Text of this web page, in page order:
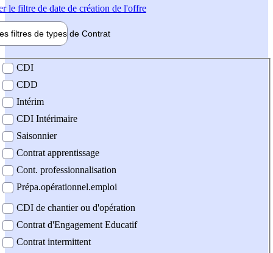
le filtre de date de création de l'offre
filtres de types de Contrat
contrat
CDI
CDD
Intérim
CDI Intérimaire
Saisonnier
Contrat apprentissage
Cont. professionnalisation
Prépa.opérationnel.emploi
CDI de chantier ou d'opération
Contrat d'Engagement Educatif
Contrat intermittent